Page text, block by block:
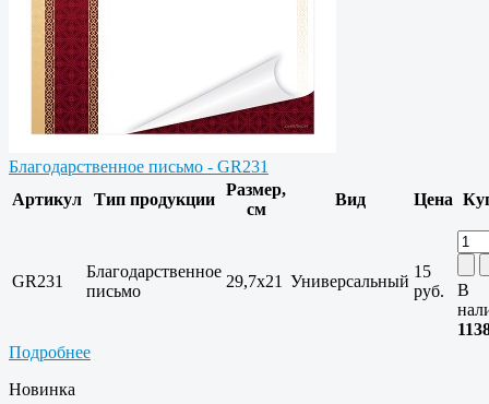
Благодарственное письмо - GR231
Артикул
Тип продукции
Размер,
см
Вид Цена
GR231
Благодарственное
письмо
29,7x21 Универсальный
15
руб.
В
Подробнее
Новинка